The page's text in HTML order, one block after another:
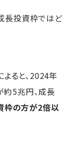
長投資枠ではど
ると、2024年
5兆円、成長
枠の方が2倍以